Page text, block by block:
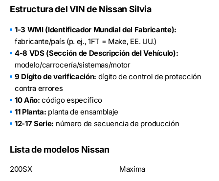
Estructura del VIN de Nissan Silvia
1-3 WMI (Identificador Mundial del Fabricante):
fabricante/país (p. ej., 1FT = Make, EE. UU.)
4-8 VDS (Sección de Descripción del Vehículo):
modelo/carrocería/sistemas/motor
9 Dígito de verificación: dígito de control de protección
contra errores
10 Año: código específico
11 Planta: planta de ensamblaje
12-17 Serie: número de secuencia de producción
Lista de modelos Nissan
200SX
Maxima